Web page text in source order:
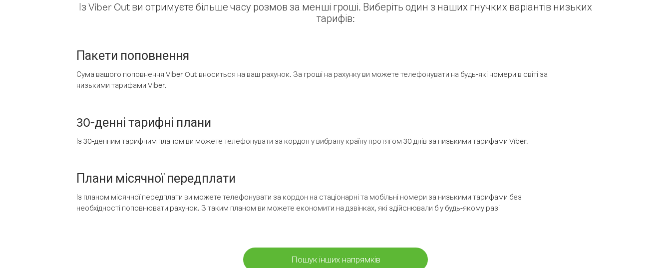
Із Viber Out ви отримуєте більше часу розмов за менші гроші. Виберіть один з наших гнучких варіантів низьких
тарифів:
Пакети поповнення
Сума вашого поповнення Viber Out вноситься на ваш рахунок. За гроші на рахунку ви можете телефонувати на будь-які номери в світі за
низькими тарифами Viber.
30-денні тарифні плани
Із 30-денним тарифним планом ви можете телефонувати за кордон у вибрану країну протягом 30 днів за низькими тарифами Viber.
Плани місячної передплати
Із планом місячної передплати ви можете телефонувати за кордон на стаціонарні та мобільні номери за низькими тарифами без
необхідності поповнювати рахунок. З таким планом ви можете економити на дзвінках, які здійснювали б у будь-якому разі
Пошук інших напрямків